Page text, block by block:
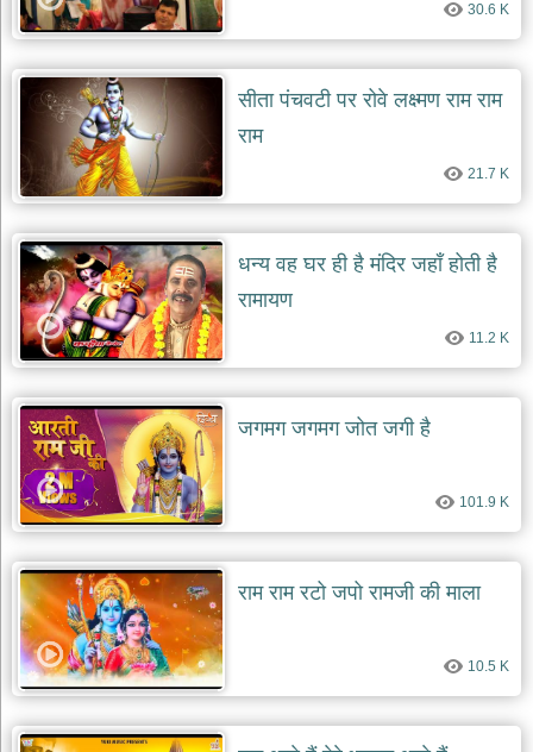
30.6 K
सीता पंचवटी पर रोवे लक्ष्मण राम राम
राम
21.7 K
धन्य वह घर ही है मंदिर जहाँ होती है
रामायण
11.2 K
जगमग जगमग जोत जगी है
101.9 K
राम राम रटो जपो रामजी की माला
10.5 K